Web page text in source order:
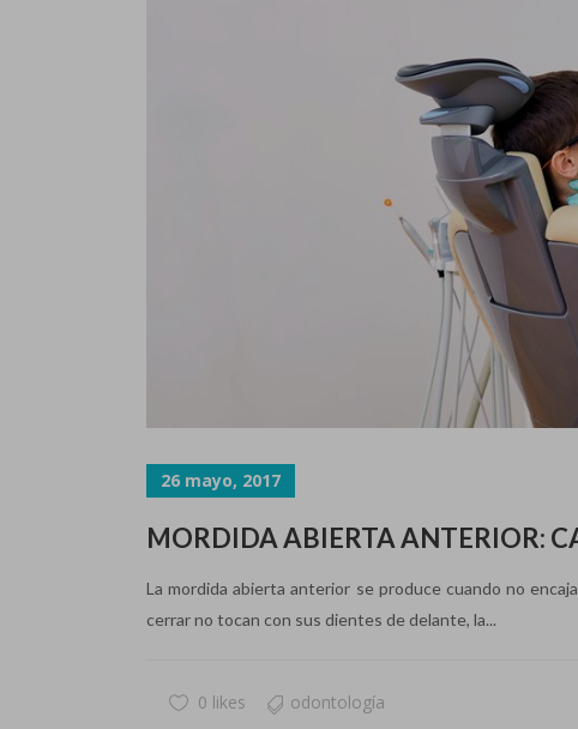
26 mayo, 2017
MORDIDA ABIERTA ANTERIOR:
La mordida abierta anterior se produce cuando no
cerrar no tocan con sus dientes de delante, la...
0 likes odontología